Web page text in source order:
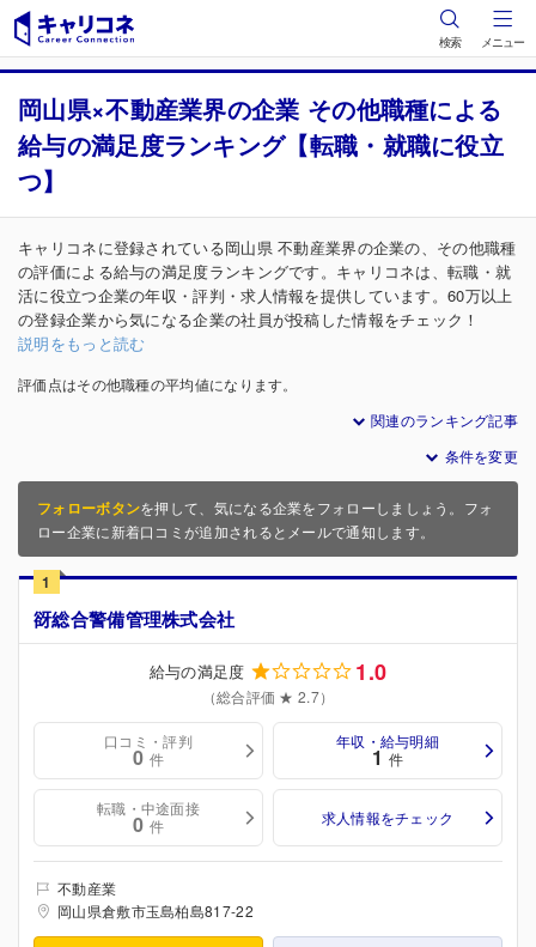
検索 メニュー
岡山県×不動産業界の企業 その他職種による
給与の満足度ランキング【転職・就職に役立
つ】
キャリコネに登録されている岡山県 不動産業界の企業の、その他職種
の評価による給与の満足度ランキングです。キャリコネは、転職・就
活に役立つ企業の年収・評判・求人情報を提供しています。60万以上
の登録企業から気になる企業の社員が投稿した情報をチェック！
説明をもっと読む
評価点はその他職種の平均値になります。
関連のランキング記事
条件を変更
フォローボタンを押して、気になる企業をフォローしましょう。フォ
ロー企業に新着口コミが追加されるとメールで通知します。
1
谺総合警備管理株式会社
給与の満足度 1.0
（総合評価 ★ 2.7）
口コミ・評判
0 件
年収・給与明細
1 件
転職・中途面接
0 件 求人情報をチェック
不動産業
岡山県倉敷市玉島柏島817-22